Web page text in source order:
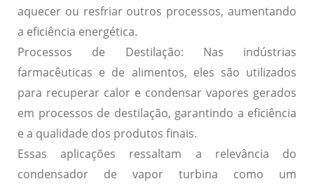
aquecer ou resfriar outros processos, aumentando
a eficiência energética.
Processos de Destilação: Nas indústrias
farmacêuticas e de alimentos, eles são utilizados
para recuperar calor e condensar vapores gerados
em processos de destilação, garantindo a eficiência
e a qualidade dos produtos finais.
Essas aplicações ressaltam a relevância do
condensador de vapor turbina como um